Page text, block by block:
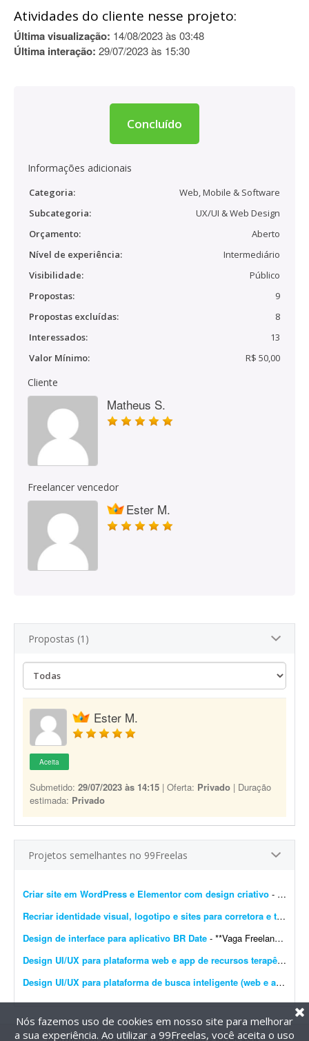
Atividades do cliente nesse projeto:
Última visualização: 14/08/2023 às 03:48
Última interação: 29/07/2023 às 15:30
Concluído
Informações adicionais
Categoria:
Web, Mobile & Software
Subcategoria:
UX/UI & Web Design
Orçamento:
Aberto
Nível de experiência:
Intermediário
Visibilidade:
Público
Propostas:
9
Propostas excluídas:
8
Interessados:
13
Valor Mínimo:
R$ 50,00
Cliente
Matheus S.
Freelancer vencedor
Ester M.
Propostas (1)
Ester M.
Aceita
Submetido: 29/07/2023 às 14:15 | Oferta: Privado | Duração
estimada: Privado
Projetos semelhantes no 99Freelas
Criar site em WordPress e Elementor com design criativo - Descrição do Projeto: Olá! Estou procurando um(a) web designer freelancer para desenvolver o website de um projeto simples voltado para ensinamentos, desenvolvimento pessoal e...
Recriar identidade visual, logotipo e sites para corretora e transportadora
Design de interface para aplicativo BR Date - **Vaga Freelancer - Web Designer** Estamos em busca de um(a) **Web Designer Freelancer** criativo(a) e comprometido(a) para desenvolver layouts modernos e funcionais para projetos web. Projeto pa...
Design UI/UX para plataforma web e app de recursos terapêuticos infantis
Design UI/UX para plataforma de busca inteligente (web e app)
Nós fazemos uso de cookies em nosso site para melhorar
a sua experiência. Ao utilizar a 99Freelas, você aceita o uso